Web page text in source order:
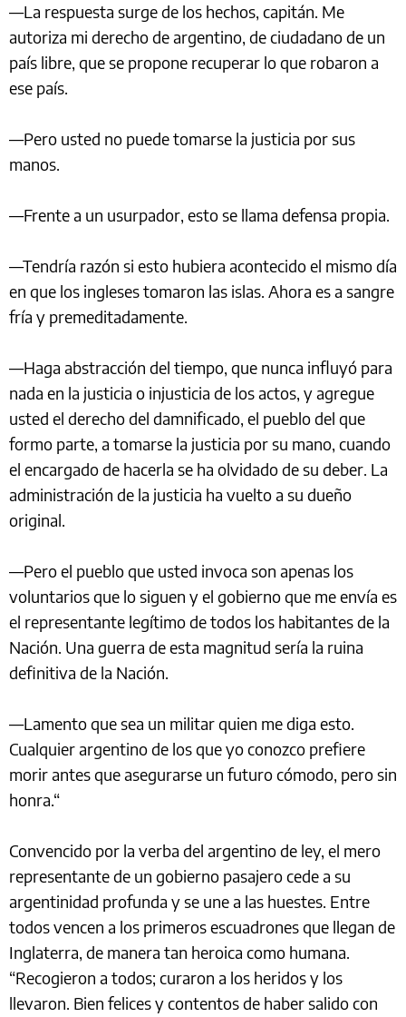
—La respuesta surge de los hechos, capitán. Me
autoriza mi derecho de argentino, de ciudadano de un
país libre, que se propone recuperar lo que robaron a
ese país.
—Pero usted no puede tomarse la justicia por sus
manos.
—Frente a un usurpador, esto se llama defensa propia.
—Tendría razón si esto hubiera acontecido el mismo día
en que los ingleses tomaron las islas. Ahora es a sangre
fría y premeditadamente.
—Haga abstracción del tiempo, que nunca influyó para
nada en la justicia o injusticia de los actos, y agregue
usted el derecho del damnificado, el pueblo del que
formo parte, a tomarse la justicia por su mano, cuando
el encargado de hacerla se ha olvidado de su deber. La
administración de la justicia ha vuelto a su dueño
original.
—Pero el pueblo que usted invoca son apenas los
voluntarios que lo siguen y el gobierno que me envía es
el representante legítimo de todos los habitantes de la
Nación. Una guerra de esta magnitud sería la ruina
definitiva de la Nación.
—Lamento que sea un militar quien me diga esto.
Cualquier argentino de los que yo conozco prefiere
morir antes que asegurarse un futuro cómodo, pero sin
honra.“
Convencido por la verba del argentino de ley, el mero
representante de un gobierno pasajero cede a su
argentinidad profunda y se une a las huestes. Entre
todos vencen a los primeros escuadrones que llegan de
Inglaterra, de manera tan heroica como humana.
“Recogieron a todos; curaron a los heridos y los
llevaron. Bien felices y contentos de haber salido con